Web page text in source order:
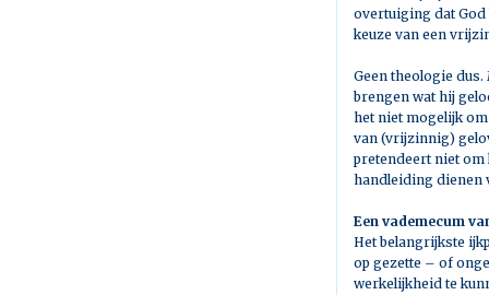
overtuiging dat God
keuze van een
Geen theologie
brengen wat hij
het niet mogelijk
van (vrijzinnig)
pretendeert niet om
handleiding dienen
Een vademecum
Het belangrijkste
op gezette – of
werkelijkheid te